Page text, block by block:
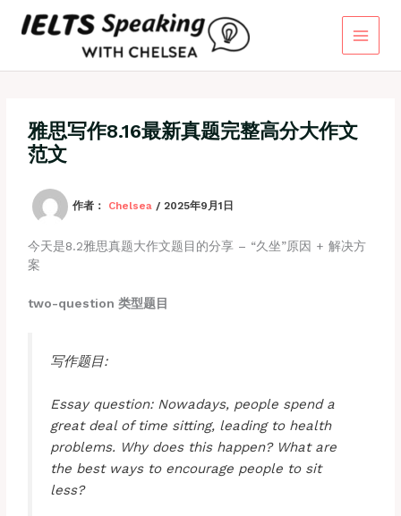
雅思写作8.16最新真题完整高分大作文
范文
作者： Chelsea / 2025年9月1日
今天是8.2雅思真题大作文题目的分享 – “久坐”原因 + 解决方
案
two-question 类型题目
写作题目:
Essay question: Nowadays, people spend a
great deal of time sitting, leading to health
problems. Why does this happen? What are
the best ways to encourage people to sit
less?